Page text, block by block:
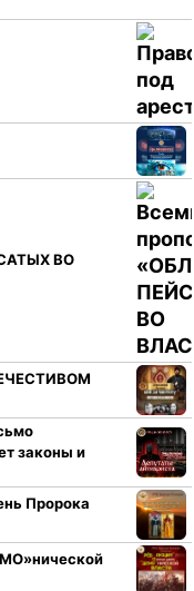
ВО
законы и
Пророка